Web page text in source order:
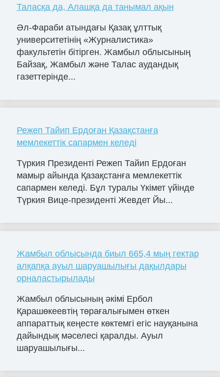
Таласқа да, Алашқа да танымал ақын
Әл-Фараби атындағы Қазақ ұлттық
университетінің «Журналистика»
факультетін бітірген. Жамбыл облысының
Байзақ, Жамбыл және Талас аудандық
газеттерінде...
Режеп Тайип Ердоған Қазақстанға
мемлекеттік сапармен келеді
Түркия Президенті Режеп Тайип Ердоған
мамыр айында Қазақстанға мемлекеттік
сапармен келеді. Бұл туралы Үкімет үйінде
Түркия Вице-президенті Жевдет Йы...
Жамбыл облысында биыл 665,4 мың гектар
алқапқа ауыл шаруашылығы дақылдары
орналастырылады
Жамбыл облысының әкімі Ербол
Қарашөкеевтің төрағалығымен өткен
аппараттық кеңесте көктемгі егіс науқанына
дайындық мәселесі қаралды. Ауыл
шаруашылығы...